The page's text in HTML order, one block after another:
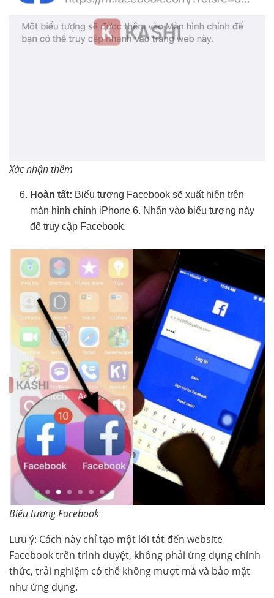
Xác nhận thêm
Hoàn tất: Biểu tượng Facebook sẽ xuất hiện trên
màn hình chính iPhone 6. Nhấn vào biểu tượng này
để truy cập Facebook.
Biểu tượng Facebook
Lưu ý: Cách này chỉ tạo một lối tắt đến website
Facebook trên trình duyệt, không phải ứng dụng chính
thức, trải nghiệm có thể không mượt mà và bảo mật
như ứng dụng.